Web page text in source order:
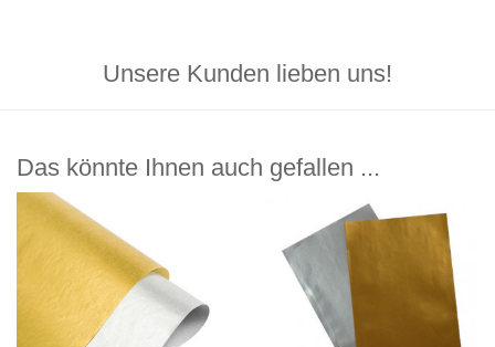
Unsere Kunden lieben uns!
Das könnte Ihnen auch gefallen ...